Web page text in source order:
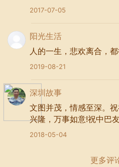
礼，离开校园的日子。四年
的功夫，我们在这里度过人
记得，我们曾经铭记的，4
记得，毕业晚会那晚，我们
我们说，无论在哪里，我们
2017-07-05
阳光生活
人的一生，悲欢离合，都
2019-08-21
深圳故事
文图并茂，情感至深。
兴隆，万事如意!祝中巴
2018-05-04
更多评